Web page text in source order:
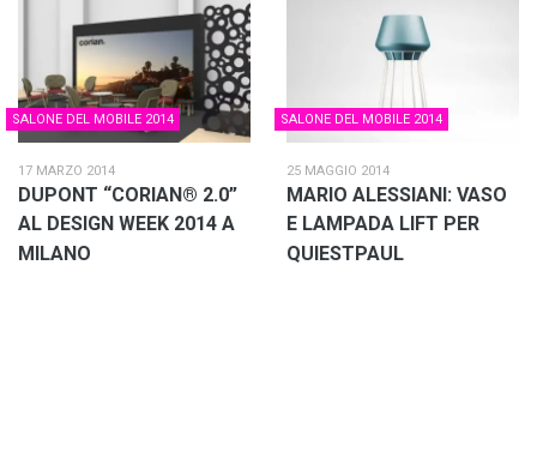
SALONE DEL MOBILE 2014
17 MARZO 2014
DUPONT “CORIAN® 2.0”
AL DESIGN WEEK 2014 A
MILANO
SALONE DEL MOBILE 2014
25 MAGGIO 2014
MARIO ALESSIANI: VASO
E LAMPADA LIFT PER
QUIESTPAUL